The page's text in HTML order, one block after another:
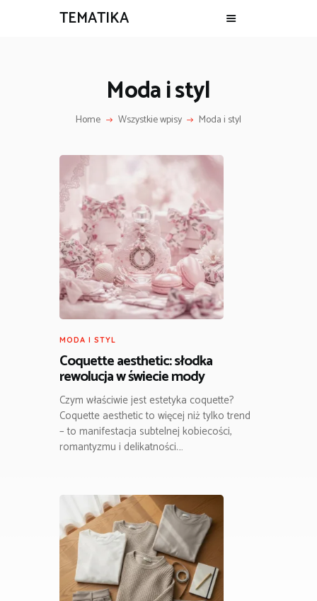
TEMATIKA
Moda i styl
Home Wszystkie wpisy Moda i styl
MODA I STYL
Coquette aesthetic: słodka
rewolucja w świecie mody
Czym właściwie jest estetyka coquette?
Coquette aesthetic to więcej niż tylko trend
– to manifestacja subtelnej kobiecości,
romantyzmu i delikatności.…